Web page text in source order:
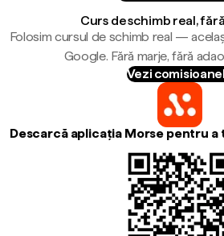
Curs de schimb real,
Folosim cursul de schimb real —
Google. Fără marje, fără
Vezi
Descarcă aplicația Morse pentru a